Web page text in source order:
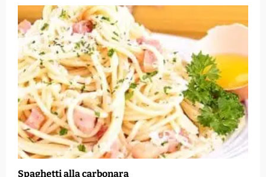
Spaghetti alla carbonara